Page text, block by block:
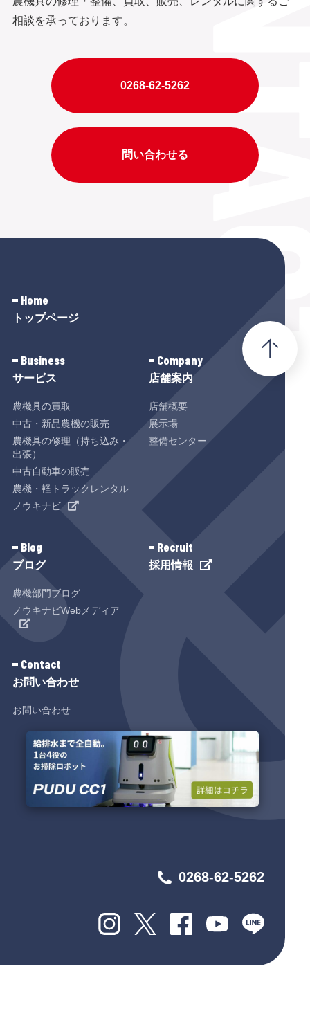
相談を承っております。
0268-62-5262
問い合わせる
トップページ
Home
サービス
Business
農機具の買取
中古・新品農機の販売
農機具の修理（持ち込み・
出張）
中古自動車の販売
農機・軽トラックレンタル
ノウキナビ
店舗案内
Company
店舗概要
展示場
整備センター
ブログ
Blog
農機部門ブログ
ノウキナビWebメディア
採用情報
Recruit
お問い合わせ
Contact
お問い合わせ
0268-62-5262